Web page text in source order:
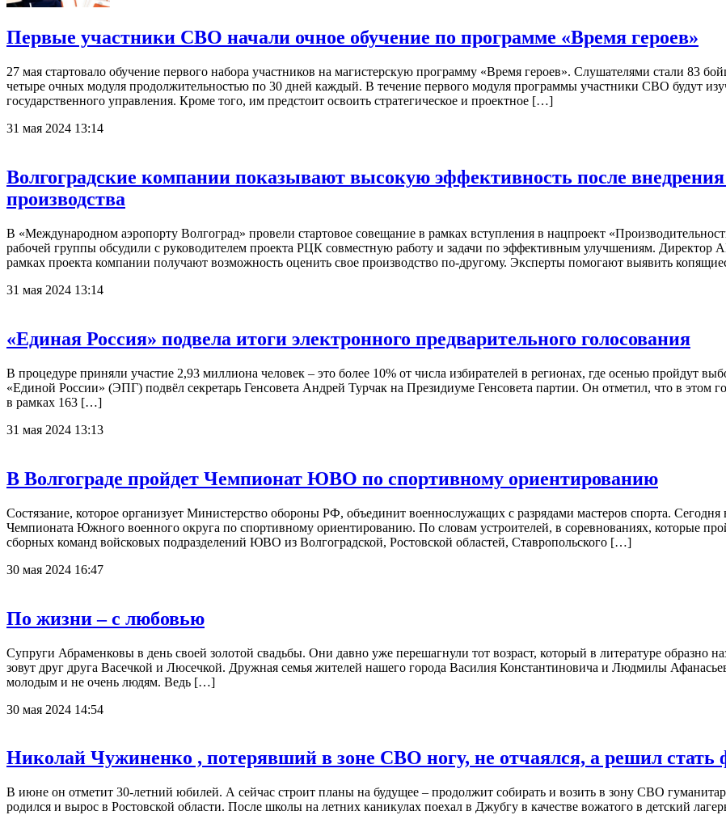
Первые участники СВО начали очное обучение по программе «Время героев»
27 мая стартовало обучение первого набора участников на магистерскую программу «Время героев». Слушателями стали 83
четыре очных модуля продолжительностью по 30 дней каждый. В течение первого модуля программы участники СВО будут
государственного управления. Кроме того, им предстоит освоить стратегическое и проектное […]
31 мая 2024 13:14
Волгоградские компании показывают высокую эффективность после
производства
В «Международном аэропорту Волгоград» провели стартовое совещание в рамках вступления в нацпроект
рабочей группы обсудили с руководителем проекта РЦК совместную работу и задачи по эффективным улучшениям.
рамках проекта компании получают возможность оценить свое производство по-другому. Эксперты помогают выявить
31 мая 2024 13:14
«Единая Россия» подвела итоги электронного предварительного голосования
В процедуре приняли участие 2,93 миллиона человек – это более 10% от числа избирателей в регионах, где осенью пройдут
«Единой России» (ЭПГ) подвёл секретарь Генсовета Андрей Турчак на Президиуме Генсовета партии. Он отметил, что в этом
в рамках 163 […]
31 мая 2024 13:13
В Волгограде пройдет Чемпионат ЮВО по спортивному ориентированию
Состязание, которое организует Министерство обороны РФ, объединит военнослужащих с разрядами мастеров спорта.
Чемпионата Южного военного округа по спортивному ориентированию. По словам устроителей, в соревнованиях, которые
сборных команд войсковых подразделений ЮВО из Волгоградской, Ростовской областей, Ставропольского […]
30 мая 2024 16:47
По жизни – с любовью
Супруги Абраменковы в день своей золотой свадьбы. Они давно уже перешагнули тот возраст, который в литературе образно
зовут друг друга Васечкой и Люсечкой. Дружная семья жителей нашего города Василия Константиновича и Людмилы
молодым и не очень людям. Ведь […]
30 мая 2024 14:54
Николай Чужиненко , потерявший в зоне СВО ногу, не отчаялся, а решил стать
В июне он отметит 30-летний юбилей. А сейчас строит планы на будущее – продолжит собирать и возить в зону СВО
родился и вырос в Ростовской области. После школы на летних каникулах поехал в Джубгу в качестве вожатого в детский